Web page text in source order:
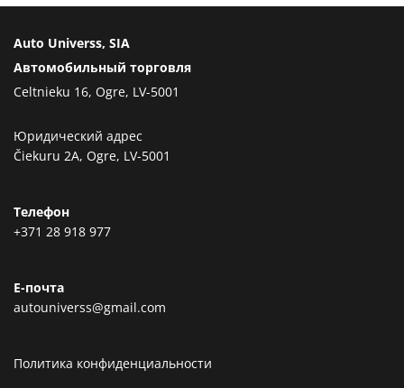
Auto Universs, SIA
Автомобильный торговля
Celtnieku 16, Ogre, LV-5001
Юридический адрес
Čiekuru 2A, Ogre, LV-5001
Телефон
+371 28 918 977
Е-почта
autouniverss@gmail.com
Политика конфиденциальности